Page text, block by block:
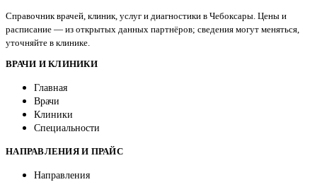
Справочник врачей, клиник, услуг и диагностики в Чебоксары. Цены и
расписание — из открытых данных партнёров; сведения могут меняться,
уточняйте в клинике.
ВРАЧИ И КЛИНИКИ
Главная
Врачи
Клиники
Специальности
НАПРАВЛЕНИЯ И ПРАЙС
Направления